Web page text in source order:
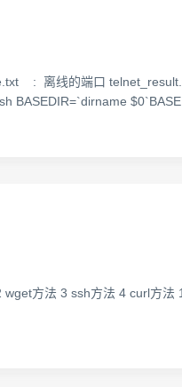
: 离线的端口
$0`BASE
方法 3 ssh方法 4 curl方